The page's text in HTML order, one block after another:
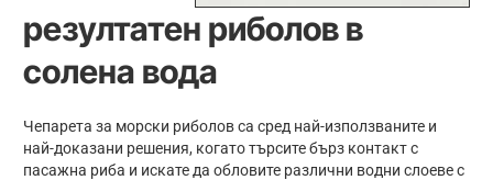
резултатен риболов в
солена вода
Чепарета за морски риболов са сред най-използваните и
най-доказани решения, когато търсите бърз контакт с
пасажна риба и искате да обловите различни водни слоеве с